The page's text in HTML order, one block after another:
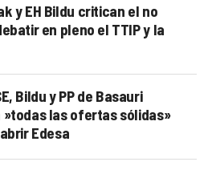
y EH Bildu critican el no
en pleno el TTIP y la
Bildu y PP de Basauri
»todas las ofertas sólidas»
Edesa